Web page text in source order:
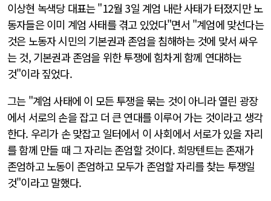
이상현 녹색당 대표는 "12월 3일 계엄 내란 사태가 터졌지만 노
동자들은 이미 계엄 사태를 겪고 있었다"면서 "계엄에 맞선다는
것은 노동자 시민의 기본권과 존엄을 침해하는 것에 맞서 싸우
는 것, 기본권과 존엄을 위한 투쟁에 힘차게 함께 연대하는
것"이라 짚었다.
그는 "계엄 사태에 이 모든 투쟁을 묶는 것이 아니라 열린 광장
에서 서로의 손을 잡고 더 큰 연대를 이루어 가는 것이라고 생각
한다. 우리가 손 맞잡고 일터에서 이 사회에서 서로가 있을 자리
를 함께 만들 때 그 자리는 존엄할 것이다. 희망텐트는 존재가
존엄하고 노동이 존엄하고 모두가 존엄할 자리를 찾는 투쟁일
것"이라고 말했다.